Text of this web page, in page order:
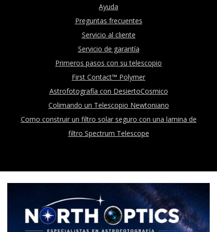
Ayuda
Preguntas frecuentes
Servicio al cliente
Servicio de garantía
Primeros pasos con su telescopio
First Contact™ Polymer
Astrofotografía con DesiertoCosmico
Colimando un Telescopio Newtoniano
Como construir un filtro solar seguro con una lamina de
filtro Spectrum Telescope